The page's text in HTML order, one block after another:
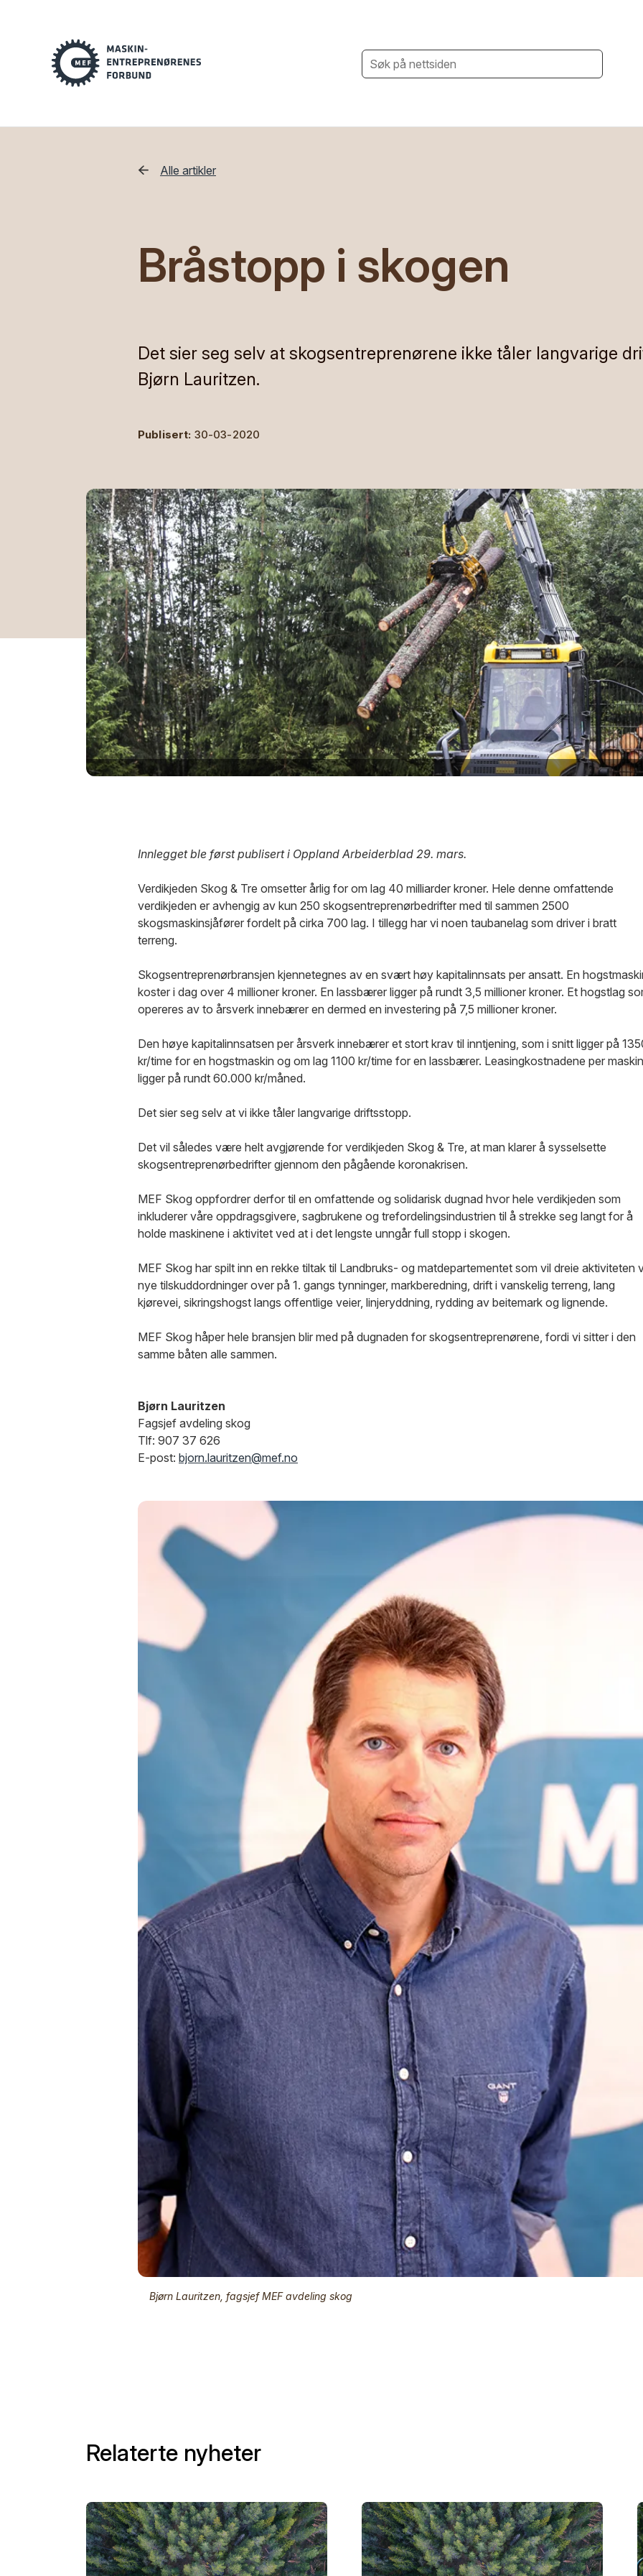
Alle artikler
Bråstopp i skogen
Det sier seg selv at skogsentreprenørene ikke tåler langvarige
Bjørn Lauritzen.
Publisert: 30-03-2020
Innlegget ble først publisert i Oppland Arbeiderblad 29. mars.
Verdikjeden Skog & Tre omsetter årlig for om lag 40 milliarder kroner. Hele denne omfattende
verdikjeden er avhengig av kun 250 skogsentreprenørbedrifter med til sammen 2500
skogsmaskinsjåfører fordelt på cirka 700 lag. I tillegg har vi noen taubanelag som driver i bratt
terreng.
Skogsentreprenørbransjen kjennetegnes av en svært høy kapitalinnsats per ansatt. En
koster i dag over 4 millioner kroner. En lassbærer ligger på rundt 3,5 millioner kroner. Et hogstlag
opereres av to årsverk innebærer en dermed en investering på 7,5 millioner kroner.
Den høye kapitalinnsatsen per årsverk innebærer et stort krav til inntjening, som i snitt ligger på
kr/time for en hogstmaskin og om lag 1100 kr/time for en lassbærer. Leasingkostnadene per maskin
ligger på rundt 60.000 kr/måned.
Det sier seg selv at vi ikke tåler langvarige driftsstopp.
Det vil således være helt avgjørende for verdikjeden Skog & Tre, at man klarer å sysselsette
skogsentreprenørbedrifter gjennom den pågående koronakrisen.
MEF Skog oppfordrer derfor til en omfattende og solidarisk dugnad hvor hele verdikjeden som
inkluderer våre oppdragsgivere, sagbrukene og trefordelingsindustrien til å strekke seg langt for å
holde maskinene i aktivitet ved at i det lengste unngår full stopp i skogen.
MEF Skog har spilt inn en rekke tiltak til Landbruks- og matdepartementet som vil dreie aktiviteten
nye tilskuddordninger over på 1. gangs tynninger, markberedning, drift i vanskelig terreng, lang
kjørevei, sikringshogst langs offentlige veier, linjeryddning, rydding av beitemark og lignende.
MEF Skog håper hele bransjen blir med på dugnaden for skogsentreprenørene, fordi vi sitter i den
samme båten alle sammen.
Bjørn Lauritzen
Fagsjef avdeling skog
Tlf: 907 37 626
E-post: bjorn.lauritzen@mef.no
Bjørn Lauritzen, fagsjef MEF avdeling skog
Relaterte nyheter